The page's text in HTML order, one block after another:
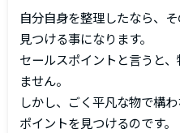
自分自身を整理したなら、
見つける事になります。
セールスポイントと言うと
ません。
しかし、ごく平凡な物で構
ポイントを見つけるのです。